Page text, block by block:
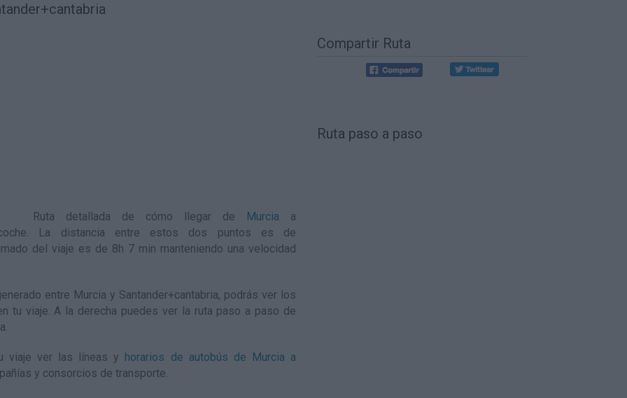
Ruta detallada de cómo llegar de Murcia a
La distancia entre estos dos puntos es de
del viaje es de 8h 7 min manteniendo una velocidad
entre Murcia y Santander+cantabria, podrás ver los
tu viaje. A la derecha puedes ver la ruta paso a paso de
.
viaje ver las líneas y horarios de autobús de Murcia a
y consorcios de transporte.
Compartir Ruta
Ruta paso a paso